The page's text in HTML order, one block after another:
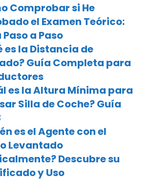
Comprobar si He
el Examen Teórico:
a Paso
es la Distancia de
Guía Completa para
es la Altura Mínima para
Silla de Coche? Guía
es el Agente con el
Levantado
Descubre su
y Uso